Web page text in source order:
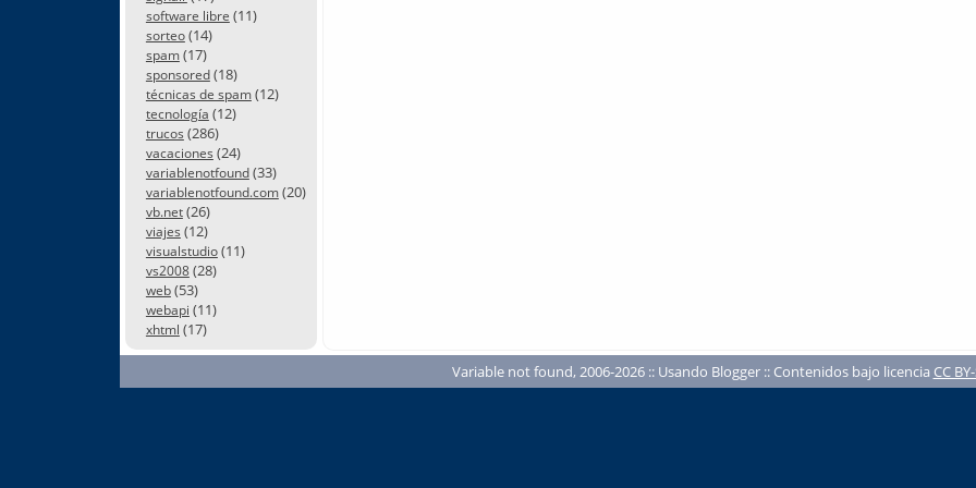
software libre (11)
sorteo(14)
spam(17)
sponsored(18)
técnicas de spam(12)
tecnología (12)
trucos (286)
vacaciones (24)
variablenotfound(33)
variablenotfound.com(20)
vb.net(26)
viajes (12)
visualstudio(11)
vs2008(28)
web(53)
webapi (11)
xhtml (17)
Variable not found, 2006-2026 :: Usando Blogger :: Contenidos bajo licencia CC